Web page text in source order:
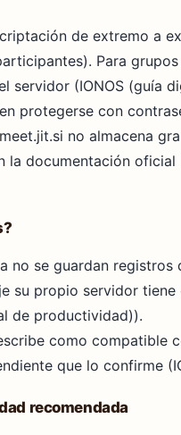
de extremo a
Para
servidor (IONOS (guía
protegerse con
no almacena
la documentación oficial
no se guardan registros
su propio servidor
de productividad)).
como compatible
que lo confirme
recomendada